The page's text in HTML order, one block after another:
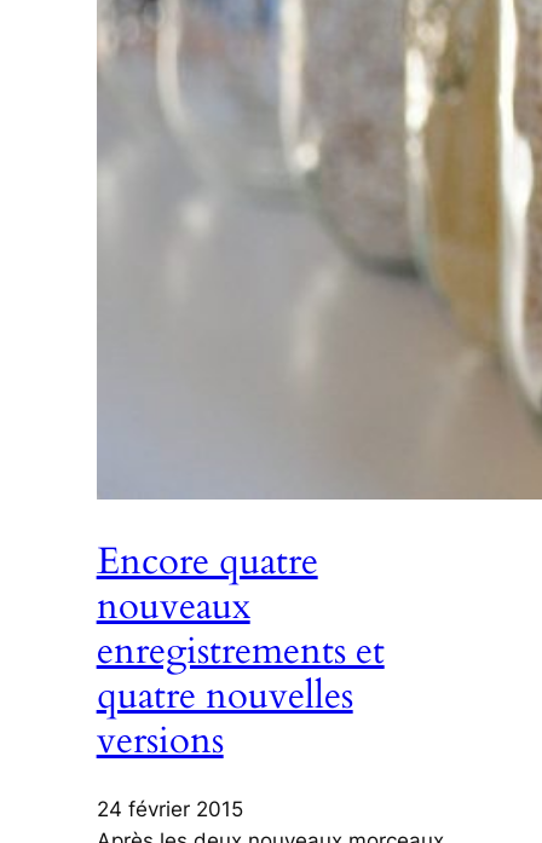
Encore quatre
nouveaux
enregistrements et
quatre nouvelles
versions
24 février 2015